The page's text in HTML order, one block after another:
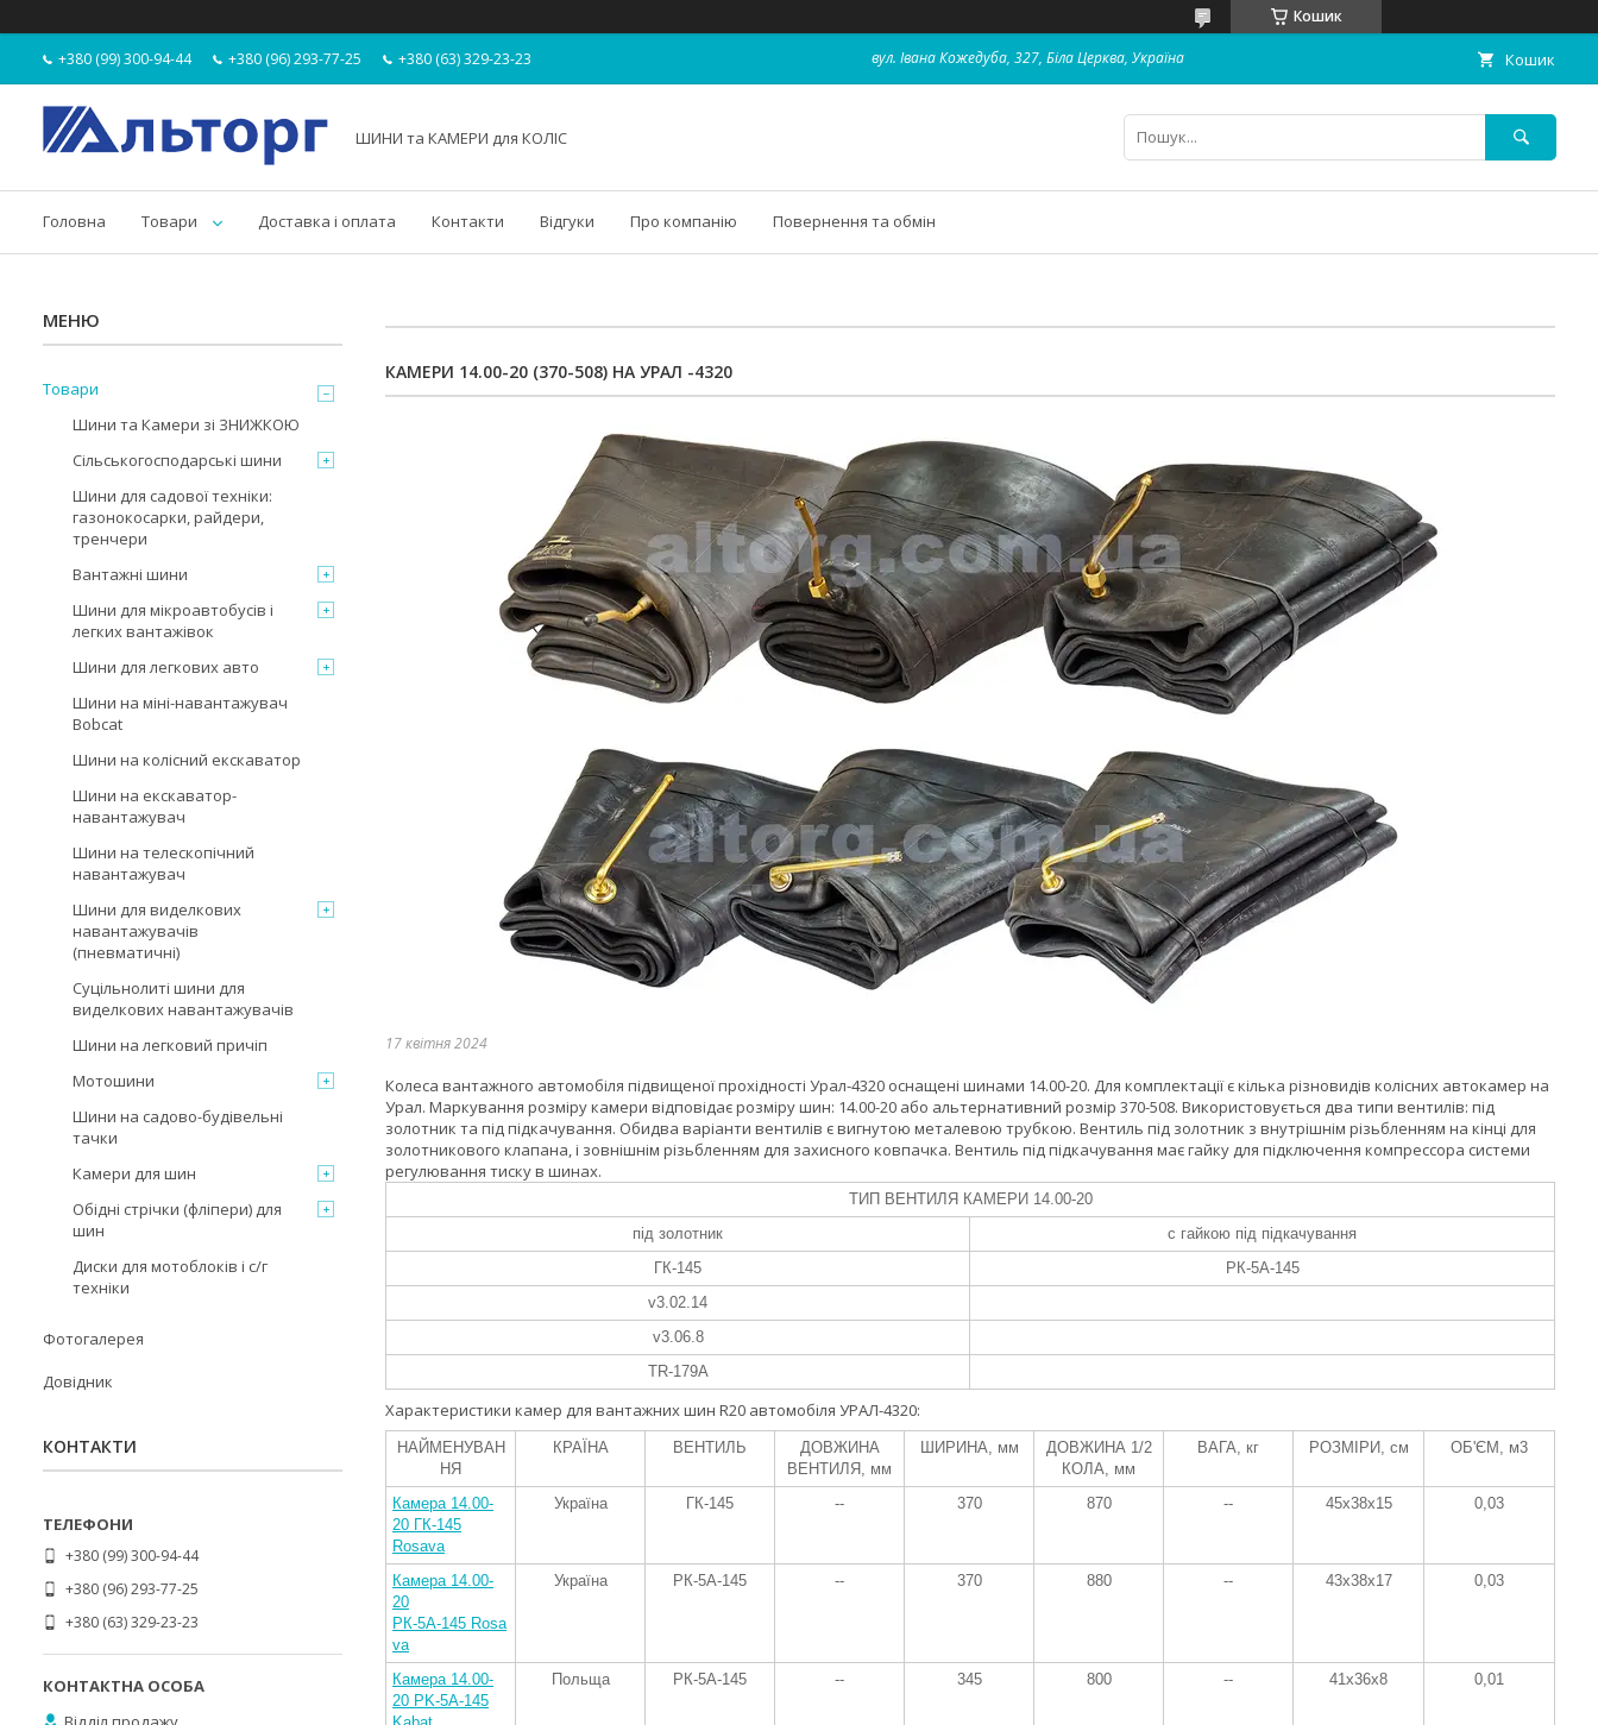
Кошик
+380 (99) 300-94-44 +380 (96) 293-77-25 +380 (63) 329-23-23 вул. Івана Кожедуба, 327, Біла Церква, Україна Кошик
ШИНИ та КАМЕРИ для КОЛІС
Головна Товари Доставка і оплата Контакти Відгуки Про компанію Повернення та обмін
КАМЕРИ 14.00-20 (370-508) НА УРАЛ -4320
17 квітня 2024
Колеса вантажного автомобіля підвищеної прохідності Урал-4320 оснащені шинами 14.00-20. Для комплектації є кілька різновидів колісних автокамер на
Урал. Маркування розміру камери відповідає розміру шин: 14.00-20 або альтернативний розмір 370-508. Використовується два типи вентилів: під
золотник та під підкачування. Обидва варіанти вентилів є вигнутою металевою трубкою. Вентиль під золотник з внутрішнім різьбленням на кінці для
золотникового клапана, і зовнішнім різьбленням для захисного ковпачка. Вентиль під підкачування має гайку для підключення компрессора системи
регулювання тиску в шинах.
ТИП ВЕНТИЛЯ КАМЕРИ 14.00-20
під золотник
с гайкою під підкачування
ГК-145
РК-5А-145
v3.02.14
v3.06.8
TR-179A
Характеристики камер для вантажних шин R20 автомобіля УРАЛ-4320:
НАЙМЕНУВАН
НЯ
КРАЇНА ВЕНТИЛЬ
ДОВЖИНА
ВЕНТИЛЯ, мм
ШИРИНА, мм
ДОВЖИНА 1/2
КОЛА, мм
ВАГА, кг РОЗМІРИ, см ОБ'ЄМ, м3
Камера 14.00-
20 ГК-145
Rosava
Україна ГК-145 -- 370 870 -- 45x38x15 0,03
Камера 14.00-
20
РК-5А-145 Rosa
va
Україна РК-5А-145 -- 370 880 -- 43x38x17 0,03
Камера 14.00-
20 PK-5A-145
Польща РК-5А-145 -- 345 800 -- 41x36x8 0,01
Товари
Шини та Камери зі ЗНИЖКОЮ
Сільськогосподарські шини
Шини для садової техніки:
газонокосарки, райдери,
тренчери
Вантажні шини
Шини для мікроавтобусів і
легких вантажівок
Шини для легкових авто
Шини на міні-навантажувач
Bobcat
Шини на колісний екскаватор
Шини на екскаватор-
навантажувач
Шини на телескопічний
навантажувач
Шини для виделкових
навантажувачів
(пневматичні)
Суцільнолиті шини для
виделкових навантажувачів
Шини на легковий причіп
Мотошини
Шини на садово-будівельні
тачки
Камери для шин
Обідні стрічки (фліпери) для
шин
Диски для мотоблоків і с/г
техніки
Фотогалерея
Довідник
КОНТАКТИ
+380 (99) 300-94-44
+380 (96) 293-77-25
+380 (63) 329-23-23